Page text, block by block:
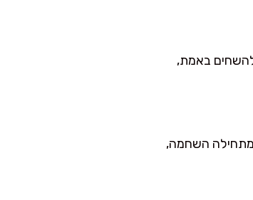
באמת,
השחמה,